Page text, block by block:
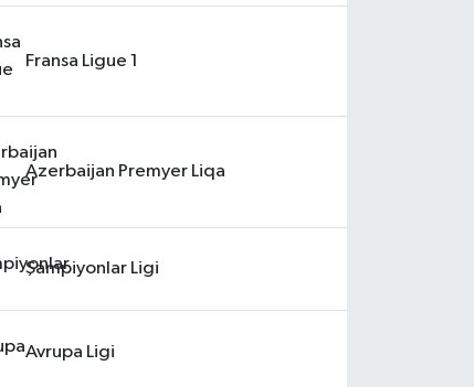
Fransa Ligue 1
Azerbaijan Premyer Liqa
Şampiyonlar Ligi
Avrupa Ligi